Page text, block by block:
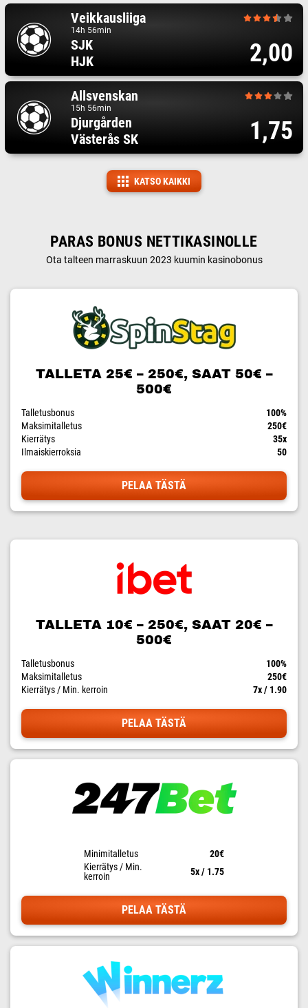
Veikkausliiga
14h 56min
SJK
HJK
2,00
Allsvenskan
15h 56min
Djurgården
Västerås SK
1,75
KATSO KAIKKI
PARAS BONUS NETTIKASINOLLE
Ota talteen marraskuun 2023 kuumin kasinobonus
TALLETA 25€ – 250€, SAAT 50€ –
500€
Talletusbonus
100%
Maksimitalletus
250€
Kierrätys
35x
Ilmaiskierroksia
50
PELAA TÄSTÄ
TALLETA 10€ – 250€, SAAT 20€ –
500€
Talletusbonus
100%
Maksimitalletus
250€
Kierrätys / Min. kerroin
7x / 1.90
PELAA TÄSTÄ
Minimitalletus
20€
Kierrätys / Min.
kerroin
5x / 1.75
PELAA TÄSTÄ